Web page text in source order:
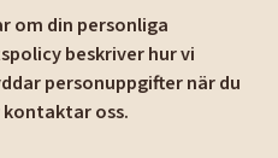
om din personliga
beskriver hur vi
personuppgifter när du
oss.